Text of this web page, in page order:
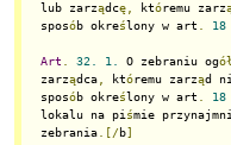
lub zarządcę, któremu zarz
sposób określony w art 18
Art 32. 1. O zebraniu ogół
zarządca któremu zarząd
sposób określony w art 18
lokalu na pi śmie
zebrania .[/b]